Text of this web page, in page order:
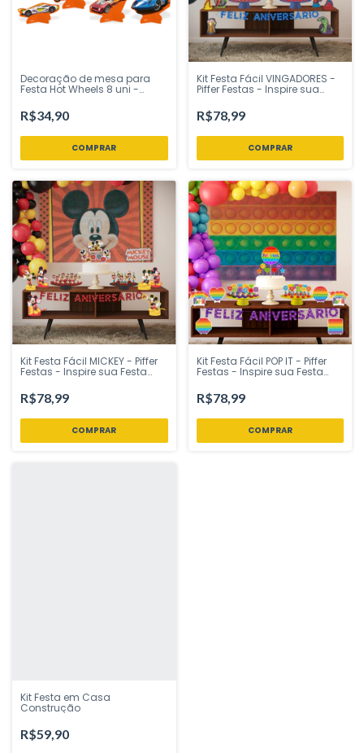
Decoração de mesa para
Festa Hot Wheels 8 uni -
Loja
R$34,90
Kit Festa Fácil VINGADORES -
Piffer Festas - Inspire sua
R$78,99
Kit Festa Fácil MICKEY - Piffer
Festas - Inspire sua Festa
R$78,99
Kit Festa Fácil POP IT - Piffer
Festas - Inspire sua Festa
R$78,99
Kit Festa em Casa
Construção
R$59,90